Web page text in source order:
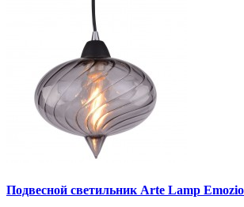
Подвесной светильник Arte Lamp